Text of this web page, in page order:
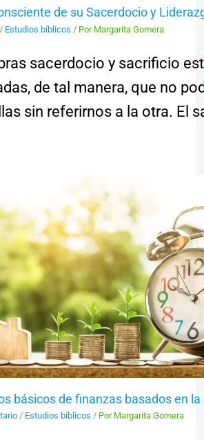
de su Sacerdocio y
/ Estudios bíblicos / Por Margarita Gomera
sacerdocio y sacrificio
de tal manera, que no
sin referirnos a la otra. El
básicos de finanzas basados en la
/ Estudios bíblicos / Por Margarita Gomera